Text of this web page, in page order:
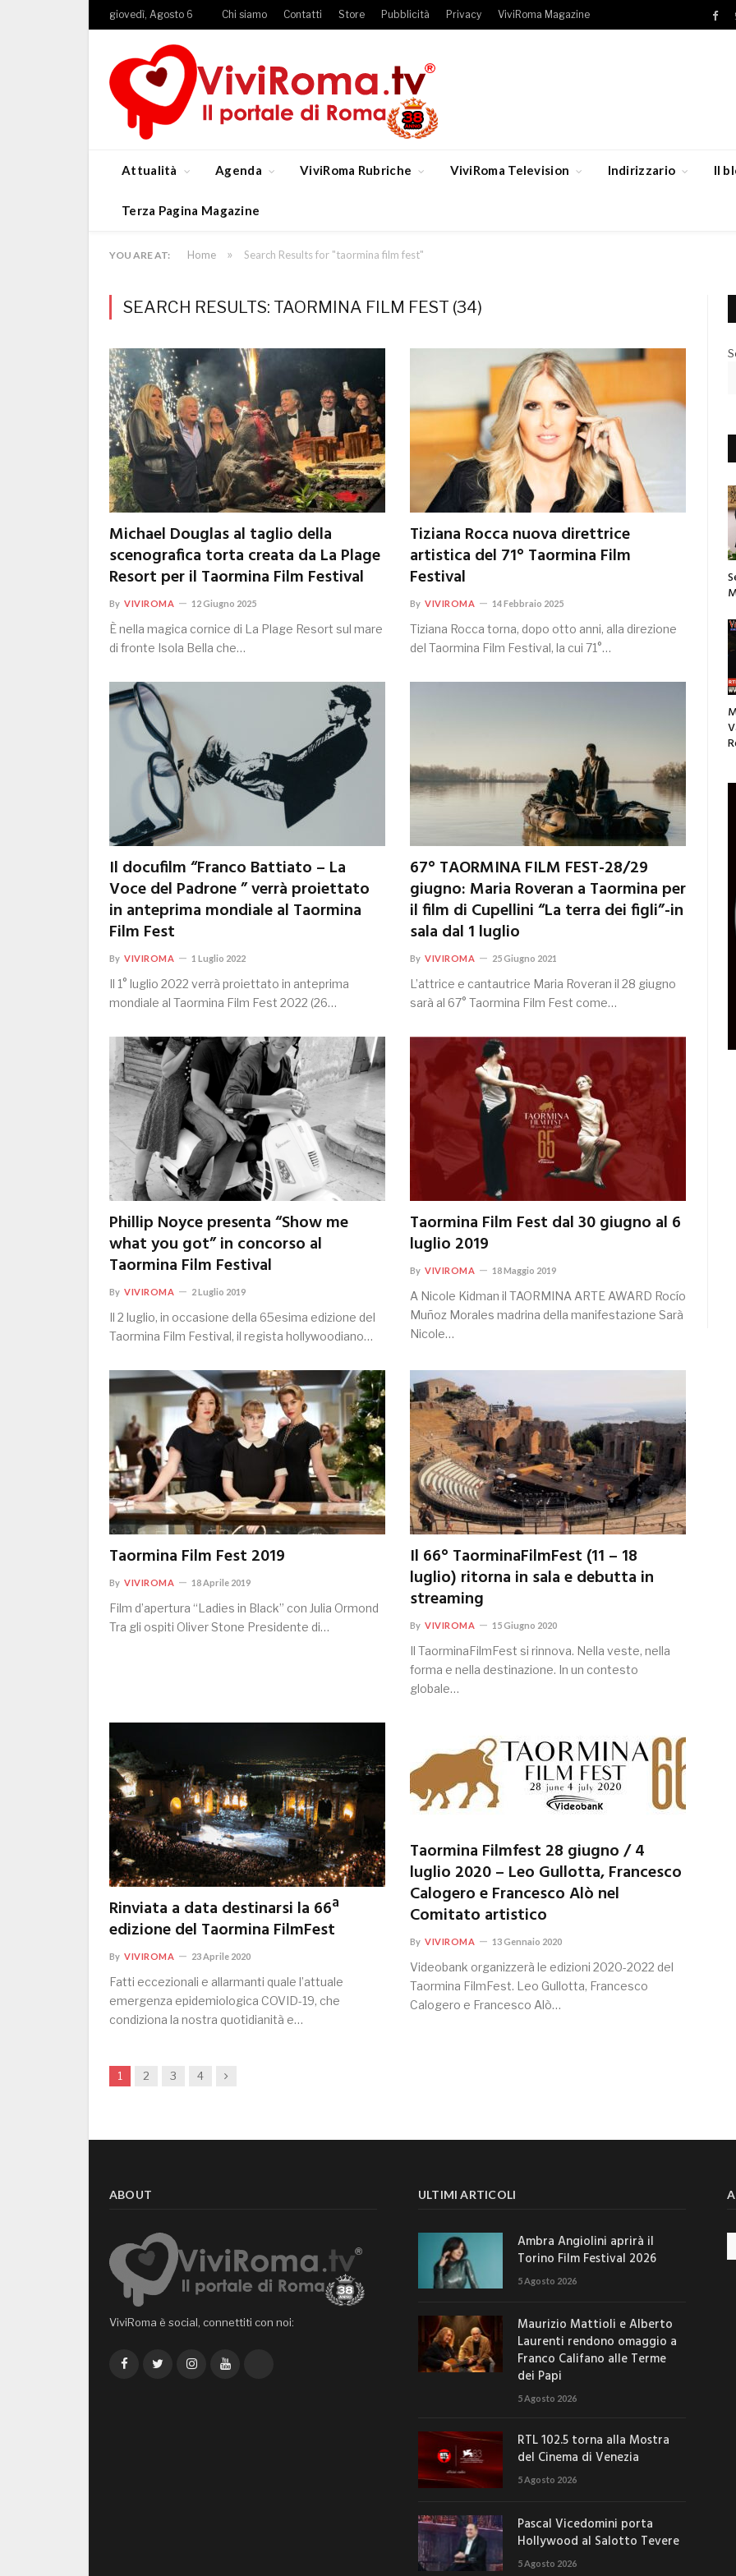
giovedì, Agosto 6 Chi siamo Contatti Store Pubblicità Privacy ViviRoma Magazine
Attualità Agenda ViviRoma Rubriche ViviRoma Television Indirizzario Il
Terza Pagina Magazine
YOU ARE AT: Home » Search Results for "taormina film fest"
SEARCH RESULTS: TAORMINA FILM FEST (34)
Michael Douglas al taglio della
scenografica torta creata da La Plage
Resort per il Taormina Film Festival
By VIVIROMA 12 Giugno 2025
È nella magica cornice di La Plage Resort sul mare
di fronte Isola Bella che…
Tiziana Rocca nuova direttrice
artistica del 71° Taormina Film
Festival
By VIVIROMA 14 Febbraio 2025
Tiziana Rocca torna, dopo otto anni, alla direzione
del Taormina Film Festival, la cui 71°…
Il docufilm “Franco Battiato – La
Voce del Padrone ” verrà proiettato
in anteprima mondiale al Taormina
Film Fest
By VIVIROMA 1 Luglio 2022
Il 1° luglio 2022 verrà proiettato in anteprima
mondiale al Taormina Film Fest 2022 (26…
67° TAORMINA FILM FEST-28/29
giugno: Maria Roveran a Taormina per
il film di Cupellini “La terra dei figli”-in
sala dal 1 luglio
By VIVIROMA 25 Giugno 2021
L’attrice e cantautrice Maria Roveran il 28 giugno
sarà al 67° Taormina Film Fest come…
Phillip Noyce presenta “Show me
what you got” in concorso al
Taormina Film Festival
By VIVIROMA 2 Luglio 2019
Il 2 luglio, in occasione della 65esima edizione del
Taormina Film Festival, il regista hollywoodiano…
Taormina Film Fest dal 30 giugno al 6
luglio 2019
By VIVIROMA 18 Maggio 2019
A Nicole Kidman il TAORMINA ARTE AWARD Rocío
Muñoz Morales madrina della manifestazione Sarà
Nicole…
Taormina Film Fest 2019
By VIVIROMA 18 Aprile 2019
Film d’apertura “Ladies in Black” con Julia Ormond
Tra gli ospiti Oliver Stone Presidente di…
Il 66° TaorminaFilmFest (11 – 18
luglio) ritorna in sala e debutta in
streaming
By VIVIROMA 15 Giugno 2020
Il TaorminaFilmFest si rinnova. Nella veste, nella
forma e nella destinazione. In un contesto
globale…
Rinviata a data destinarsi la 66ª
edizione del Taormina FilmFest
By VIVIROMA 23 Aprile 2020
Fatti eccezionali e allarmanti quale l’attuale
emergenza epidemiologica COVID-19, che
condiziona la nostra quotidianità e…
Taormina Filmfest 28 giugno / 4
luglio 2020 – Leo Gullotta, Francesco
Calogero e Francesco Alò nel
Comitato artistico
By VIVIROMA 13 Gennaio 2020
Videobank organizzerà le edizioni 2020-2022 del
Taormina FilmFest. Leo Gullotta, Francesco
Calogero e Francesco Alò…
1 2 3 4 Next
ABOUT
ViviRoma è social, connettiti con noi:
FacebookTwitterInstagramYouTube
ULTIMI ARTICOLI
Ambra Angiolini aprirà il
Torino Film Festival 2026
5 Agosto 2026
Maurizio Mattioli e Alberto
Laurenti rendono omaggio a
Franco Califano alle Terme
dei Papi
5 Agosto 2026
RTL 102.5 torna alla Mostra
del Cinema di Venezia
5 Agosto 2026
Pascal Vicedomini porta
Hollywood al Salotto Tevere
5 Agosto 2026